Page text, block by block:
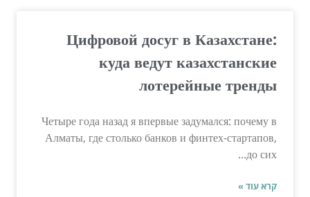
Цифровой досуг в Казахстане:
куда ведут казахстанские
лотерейные тренды
Четыре года назад я впервые задумался: почему в
Алматы, где столько банков и финтех-стартапов,
до сих...
קרא עוד »